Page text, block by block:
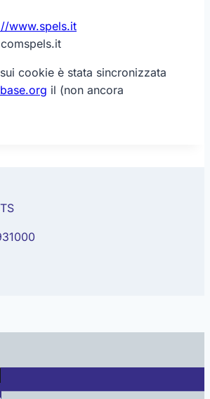
www.spels.it
spels.it
cookie è stata sincronizzata
il (non ancora